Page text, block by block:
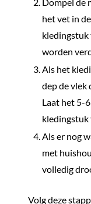
het vet in
kledingstuk
worden
Als het
dep de vlek
Laat het 5-
kledingstuk
Als er nog
met
volledig
Volg deze